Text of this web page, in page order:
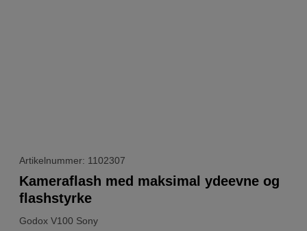
Artikelnummer: 1102307
Godox V100 Sony
Kameraflash med maksimal ydeevne og
flashstyrke